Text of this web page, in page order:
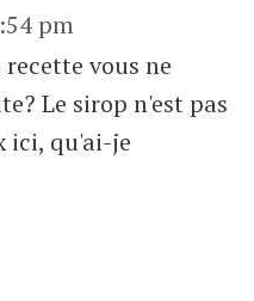
pm
vous ne
Le sirop n'est pas
ici, qu'ai-je